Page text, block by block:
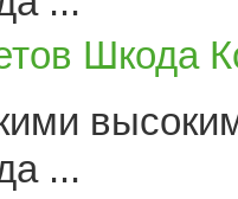
Шкода
...